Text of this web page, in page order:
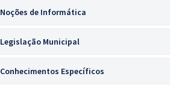
Noções de Informática
Legislação Municipal
Conhecimentos Específicos